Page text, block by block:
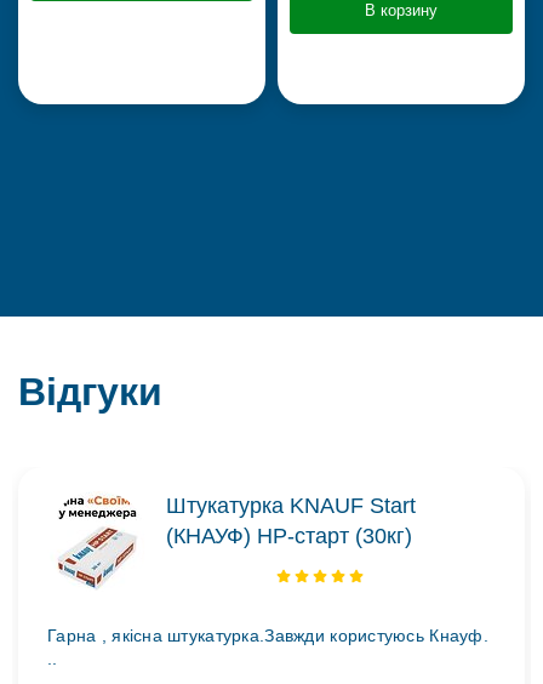
В корзину
Відгуки
Штукатурка KNAUF Start
(КНАУФ) НР-старт (30кг)
Гарна , якісна штукатурка.Завжди користуюсь Кнауф.
..